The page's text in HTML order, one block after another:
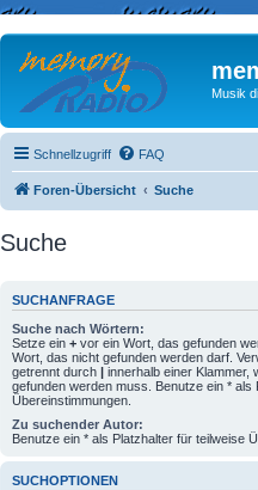
Musik
Schnellzugriff FAQ
Foren-Übersicht Suche
Suche
SUCHANFRAGE
Suche nach Wörtern:
Setze ein + vor ein Wort, das gefunden
Wort, das nicht gefunden werden darf.
getrennt durch | innerhalb einer Klammer,
gefunden werden muss. Benutze ein * als
Übereinstimmungen.
Zu suchender Autor:
Benutze ein * als Platzhalter für teilweise
SUCHOPTIONEN